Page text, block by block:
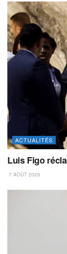
ACTUALITÉS
Luis Figo
7 AOÛT 2026